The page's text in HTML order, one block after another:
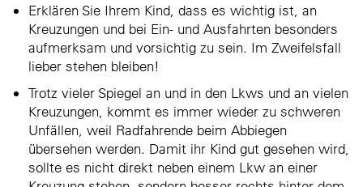
Erklären Sie Ihrem Kind, dass es wichtig ist, an
Kreuzungen und bei Ein- und Ausfahrten besonders
aufmerksam und vorsichtig zu sein. Im Zweifelsfall
lieber stehen bleiben!
Trotz vieler Spiegel an und in den Lkws und an vielen
Kreuzungen, kommt es immer wieder zu schweren
Unfällen, weil Radfahrende beim Abbiegen
übersehen werden. Damit ihr Kind gut gesehen wird,
sollte es nicht direkt neben einem Lkw an einer